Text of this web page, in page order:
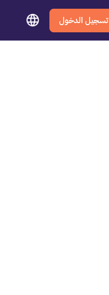
تسجيل الدخول